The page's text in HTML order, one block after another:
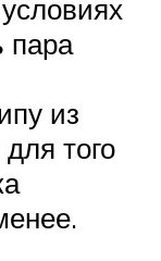
пара
из
того